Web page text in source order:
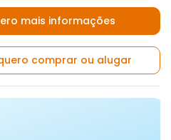
mais informações
comprar ou alugar